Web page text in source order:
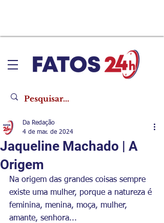
Jaqueline Machado | A
Origem
Da Redação
4 de mar. de 2024
Na origem das grandes coisas sempre
existe uma mulher, porque a natureza é
feminina, menina, moça, mulher,
amante, senhora...